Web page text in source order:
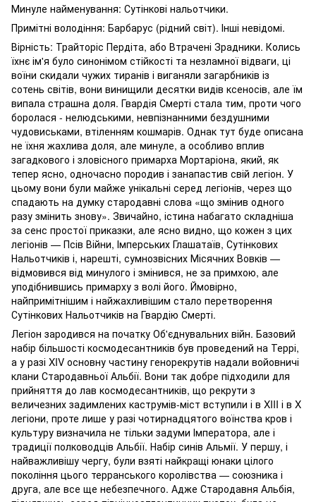
Минуле найменування: Сутінкові нальотчики.
Примітні володіння: Барбарус (рідний світ). Інші невідомі.
Вірність: Трайторіс Пердіта, або Втрачені Зрадники. Колись
їхнє ім'я було синонімом стійкості та незламної відваги, ці
воїни скидали чужих тиранів і виганяли загарбників із
сотень світів, вони винищили десятки видів ксеносів, але їм
випала страшна доля. Гвардія Смерті стала тим, проти чого
боролася - нелюдськими, невпізнанними бездушними
чудовиськами, втіленням кошмарів. Однак тут буде описана
не їхня жахлива доля, але минуле, а особливо вплив
загадкового і зловісного примарха Мортаріона, який, як
тепер ясно, одночасно породив і занапастив свій легіон. У
цьому вони були майже унікальні серед легіонів, через що
спадають на думку стародавні слова «що змінив одного
разу змінить знову». Звичайно, істина набагато складніша
за сенс простої приказки, але ясно видно, що кожен з цих
легіонів — Псів Війни, Імперських Глашатаїв, Сутінкових
Нальотчиків і, нарешті, сумнозвісних Місячних Вовків —
відмовився від минулого і змінився, не за примхою, але
уподібнившись примарху з волі його. Ймовірно,
найпримітнішим і найжахливішим стало перетворення
Сутінкових Нальотчиків на Гвардію Смерті.
Легіон зародився на початку Об'єднувальних війн. Базовий
набір більшості космодесантників був проведений на Террі,
а у разі XIV основну частину генорекрутів надали войовничі
клани Стародавньої Альбії. Вони так добре підходили для
прийняття до лав космодесантників, що рекрути з
величезних задимлених каструмів-міст вступили і в XIII і в X
легіони, проте лише у разі чотирнадцятого воїнства кров і
культуру визначила не тільки задуми Імператора, але і
традиції полководців Альбії. Набір синів Альмії. У першу, і
найважливішу чергу, були взяті найкращі юнаки цілого
покоління цього терранського королівства — союзника і
друга, але все ще небезпечного. Адже Стародавня Альбія,